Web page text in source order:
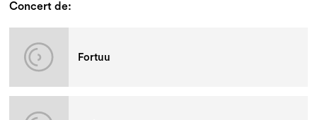
Concert de:
Fortuu